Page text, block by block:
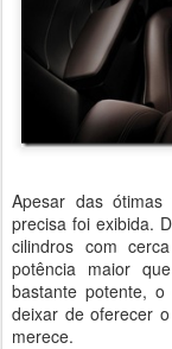
Apesar das ótimas
precisa foi exibida.
cilindros com
potência maior
bastante potente,
deixar de oferecer
merece.